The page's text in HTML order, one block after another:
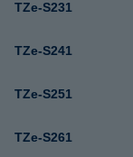
TZe-S231
TZe-S241
TZe-S251
TZe-S261